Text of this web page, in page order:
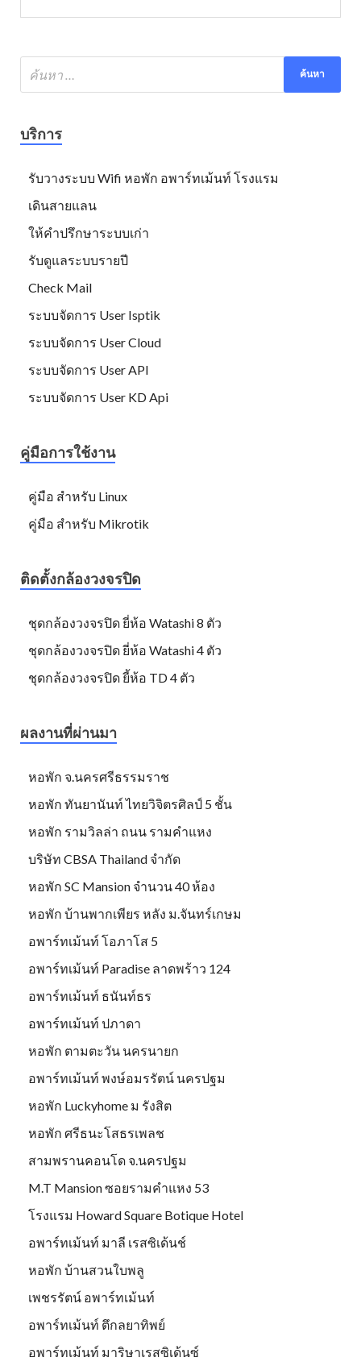
บริการ
รับวางระบบ Wifi หอพัก อพาร์ทเม้นท์ โรงแรม
เดินสายแลน
ให้คำปรึกษาระบบเก่า
รับดูแลระบบรายปี
Check Mail
ระบบจัดการ User Isptik
ระบบจัดการ User Cloud
ระบบจัดการ User API
ระบบจัดการ User KD Api
คู่มือการใช้งาน
คู่มือ สำหรับ Linux
คู่มือ สำหรับ Mikrotik
ติดตั้งกล้องวงจรปิด
ชุดกล้องวงจรปิด ยี่ห้อ Watashi 8 ตัว
ชุดกล้องวงจรปิด ยี่ห้อ Watashi 4 ตัว
ชุดกล้องวงจรปิด ยี้ห้อ TD 4 ตัว
ผลงานที่ผ่านมา
หอพัก จ.นครศรีธรรมราช
หอพัก ทันยานันท์ ไทยวิจิตรศิลป์ 5 ชั้น
หอพัก รามวิลล่า ถนน รามคำแหง
บริษัท CBSA Thailand จำกัด
หอพัก SC Mansion จำนวน 40 ห้อง
หอพัก บ้านพากเพียร หลัง ม.จันทร์เกษม
อพาร์ทเม้นท์ โอภาโส 5
อพาร์ทเม้นท์ Paradise ลาดพร้าว 124
อพาร์ทเม้นท์ ธนันท์ธร
อพาร์ทเม้นท์ ปภาดา
หอพัก ตามตะวัน นครนายก
อพาร์ทเม้นท์ พงษ์อมรรัตน์ นครปฐม
หอพัก Luckyhome ม รังสิต
หอพัก ศรีธนะโสธรเพลช
สามพรานคอนโด จ.นครปฐม
M.T Mansion ซอยรามคำแหง 53
โรงแรม Howard Square Botique Hotel
อพาร์ทเม้นท์ มาลี เรสซิเด้นช์
หอพัก บ้านสวนใบพลู
เพชรรัตน์ อพาร์ทเม้นท์
อพาร์ทเม้นท์ ตึกลยาทิพย์
อพาร์ทเม้นท์ มาริษาเรสซิเด้นซ์